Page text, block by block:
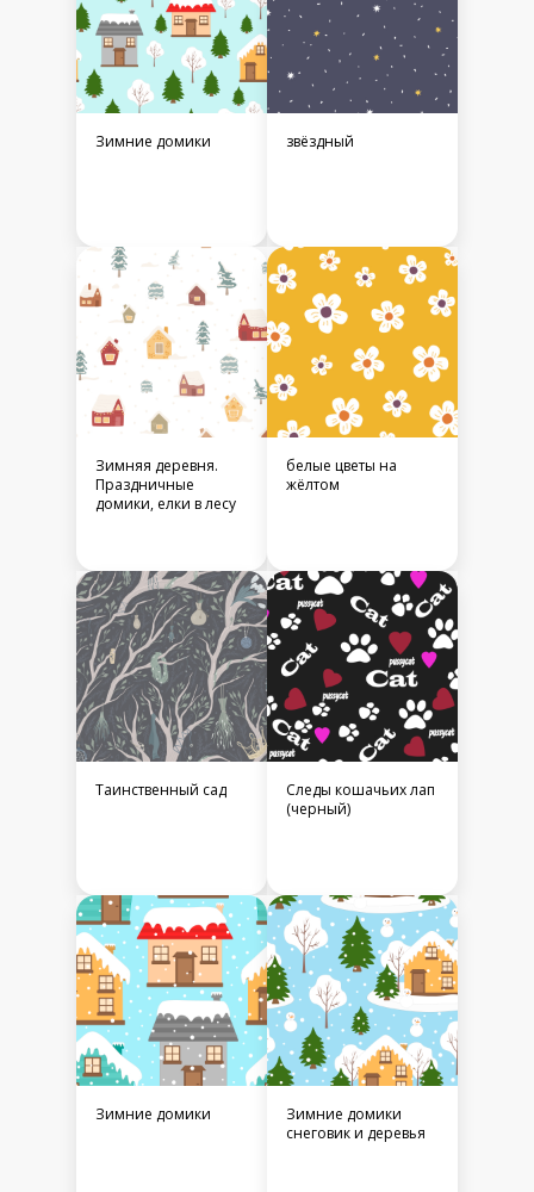
Зимние домики звёздный
Зимняя деревня.
Праздничные
домики, елки в лесу
белые цветы на
жёлтом
Таинственный сад
Следы кошачьих лап
(черный)
Зимние домики
Зимние домики
снеговик и деревья